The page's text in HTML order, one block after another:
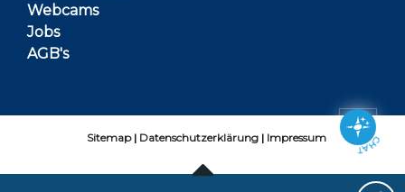
Webcams
Jobs
AGB's
CHAT
Sitemap Datenschutzerklärung Impressum